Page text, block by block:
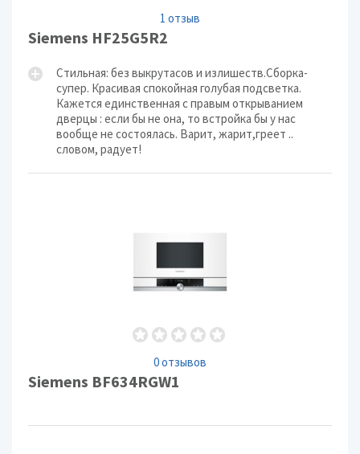
1 отзыв
Siemens HF25G5R2
Стильная: без выкрутасов и излишеств.Сборка-
супер. Красивая спокойная голубая подсветка.
Кажется единственная с правым открыванием
дверцы : если бы не она, то встройка бы у нас
вообще не состоялась. Варит, жарит,греет ..
словом, радует!
0 отзывов
Siemens BF634RGW1